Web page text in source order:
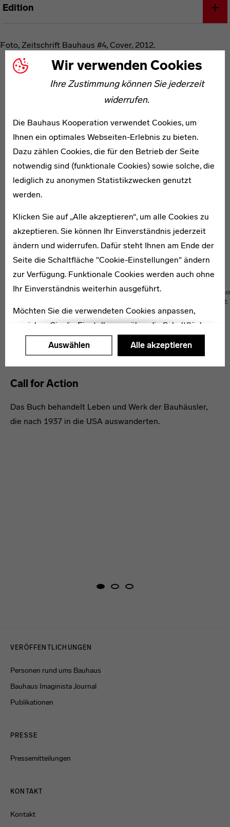
Wir verwenden Cookies
Ihre Zustimmung können Sie jederzeit
widerrufen.
Die Bauhaus Kooperation verwendet Cookies, um
Ihnen ein optimales Webseiten-Erlebnis zu bieten.
Dazu zählen Cookies, die für den Betrieb der Seite
notwendig sind (funktionale Cookies) sowie solche, die
lediglich zu anonymen Statistikzwecken genutzt
werden.
Klicken Sie auf „Alle akzeptieren“, um alle Cookies zu
akzeptieren. Sie können Ihr Einverständnis jederzeit
ändern und widerrufen. Dafür steht Ihnen am Ende der
Seite die Schaltfläche "Cookie-Einstellungen" ändern
zur Verfügung. Funktionale Cookies werden auch ohne
Ihr Einverständnis weiterhin ausgeführt.
Möchten Sie die verwendeten Cookies anpassen,
erreichen Sie die Einstellungen über die Schaltfläche
"Auswählen".
Auswählen Alle akzeptieren
Edition
Foto, Zeitschrift Bauhaus #4,
Foto,
Auszug, 2012.
Call for Action
Das Buch behandelt Leben und Werk der Bauhäusler,
die nach 1937 in die USA auswanderten.
VERÖFFENTLICHUNGEN
Personen rund ums Bauhaus
Bauhaus Imaginista Journal
Publikationen
PRESSE
Pressemitteilungen
KONTAKT
Kontakt